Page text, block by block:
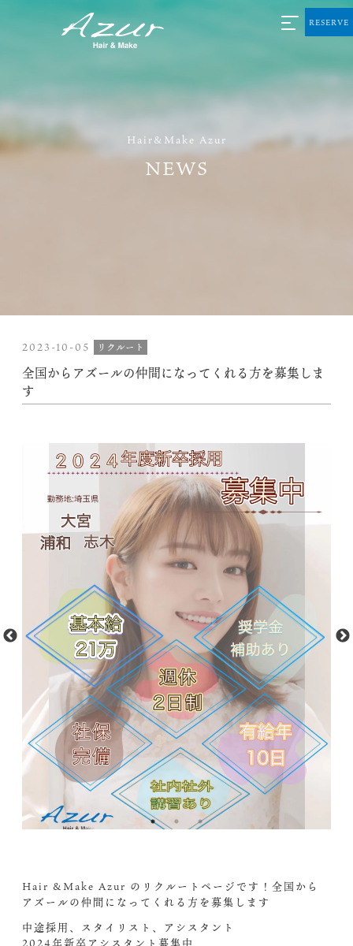
Hair&Make Azur
NEWS
RESERVE
2023-10-05 リクルート
全国からアズールの仲間になってくれる方を募集しま
す
Hair &Make Azur のリクルートページです！全国から
アズールの仲間になってくれる方を募集します
中途採用、スタイリスト、アシスタント